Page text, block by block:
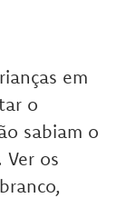
em
o
sabiam o
Ver os